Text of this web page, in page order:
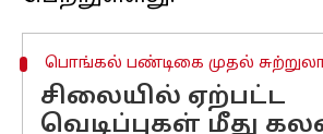
பொங்கல் பண்டிகை முதல்
சிலையில் ஏற்பட்ட
வெடிப்புகள் மீது